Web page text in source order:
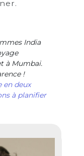
India
à Mumbai.
!
en deux
à planifier